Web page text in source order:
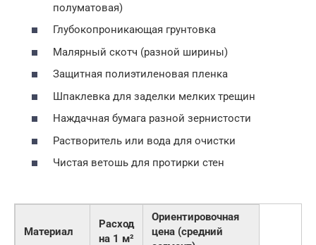
полуматовая)
Глубокопроникающая грунтовка
Малярный скотч (разной ширины)
Защитная полиэтиленовая пленка
Шпаклевка для заделки мелких трещин
Наждачная бумага разной зернистости
Растворитель или вода для очистки
Чистая ветошь для протирки стен
Материал
Расход
на 1 м²
Ориентировочная
цена (средний